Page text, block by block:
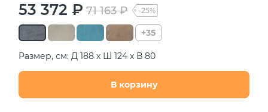
53 372 ₽ 71 163 ₽ -25%
+35
Размер, см: Д 188 х Ш 124 х В 80
В корзину